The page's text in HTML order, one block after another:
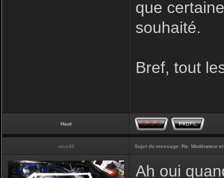
que
souhaité.
Bref, tout
Haut
nico30 Sujet du message: Re: Modérateur
Ah oui